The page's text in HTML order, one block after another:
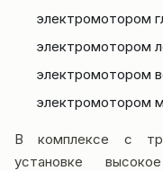
электромотором
электромотором
электромотором
электромотором
В комплексе с
установке